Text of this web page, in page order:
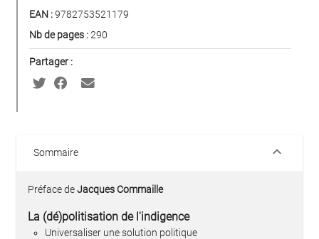
EAN :9782753521179
Nb de pages :290
Partager :
Sommaire keyboard_arrow_down
Préface deJacques Commaille
La (dé)politisation de l'indigence
Universaliser une solution politique